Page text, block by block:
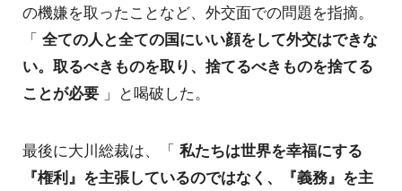
の機嫌を取ったことなど、外交面での問題を指摘。
「 全ての人と全ての国にいい顔をして外交はできな
い。取るべきものを取り、捨てるべきものを捨てる
ことが必要 」と喝破した。
最後に大川総裁は、「 私たちは世界を幸福にする
『権利』を主張しているのではなく、『義務』を主